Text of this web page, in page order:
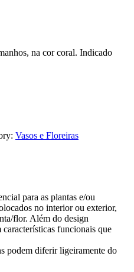
na cor coral. Indicado
Vasos e Floreiras
para as plantas e/ou
no interior ou exterior,
flor. Além do design
funcionais que
podem diferir ligeiramente do